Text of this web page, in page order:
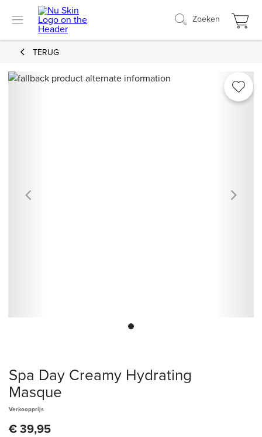
Zoeken
TERUG
Spa Day Creamy Hydrating
Masque
Verkoopprijs
€ 39,95